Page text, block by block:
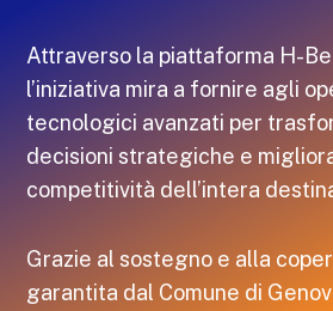
Attraverso la piattaforma H-
l’iniziativa mira a fornire agli
tecnologici avanzati per
decisioni strategiche e
competitività dell’intera
Grazie al sostegno e alla
garantita dal Comune di